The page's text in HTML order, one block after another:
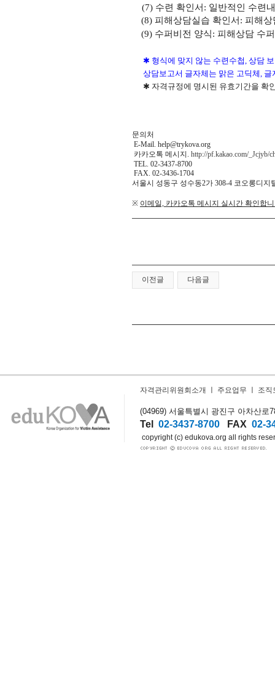
(7) 수련 확인서 : 일반적인 수련
(8) 피해상담실습 확인서 : 피해상
(9) 수퍼비전 양식: 피해상담 수
✱ 형식에 맞지 않는 수련수첩, 상담
상담보고서 글자체는 맑은 고딕체, 글
✱ 자격규정에 명시된 유효기간을 확
문의처
E-Mail. help@trykova.org
카카오톡 메시지. http://pf.kakao.com/_Jcjyb/
TEL. 02-3437-8700
FAX. 02-3436-1704
서울시 성동구 성수동2가 308-4 코오롱디지
※ 이메일, 카카오톡 메시지 실시간 확인합
이전글 다음글
자격관리위원회소개 주요업무 조직
(04969) 서울특별시 광진구 아차산로
Tel 02-3437-8700 FAX 02-
copyright (c) edukova.org all rights